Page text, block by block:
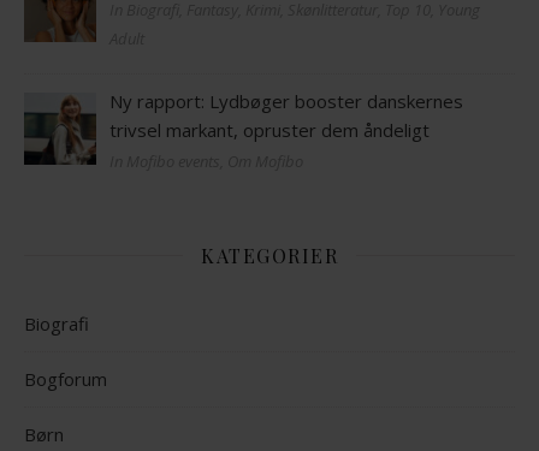
Ny rapport: Lydbøger booster danskernes
trivsel markant, opruster dem åndeligt
KATEGORIER
Biografi
Bogforum
Børn